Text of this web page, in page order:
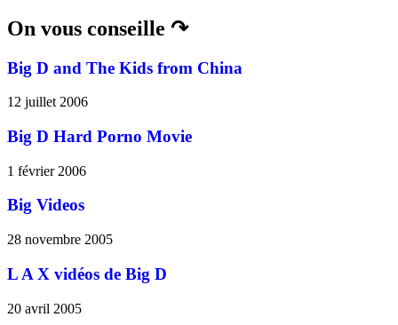
On vous conseille ↷
Big D and The Kids from China
12 juillet 2006
Big D Hard Porno Movie
1 février 2006
Big Videos
28 novembre 2005
L A X vidéos de Big D
20 avril 2005